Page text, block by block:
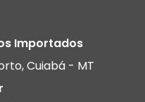
Importados
Cuiabá - MT